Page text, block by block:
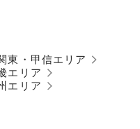
東・甲信エリア
エリア
エリア